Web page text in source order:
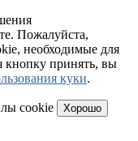
Пожалуйста,
необходимые для
кнопку принять, вы
куки.
cookie Хорошо